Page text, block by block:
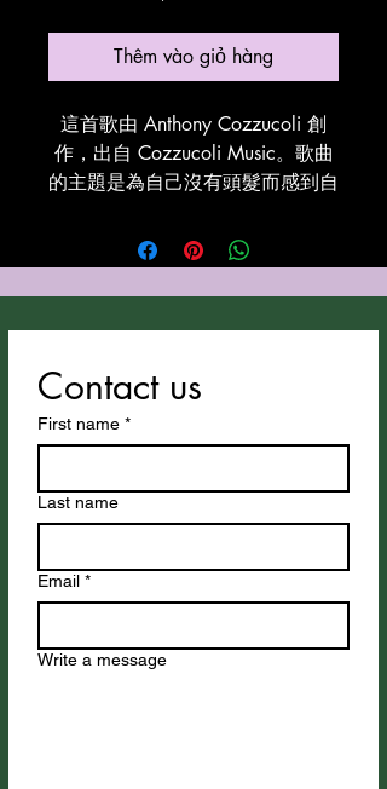
Thêm vào giỏ hàng
這首歌由 Anthony Cozzucoli 創
作，出自 Cozzucoli Music。歌曲
的主題是為自己沒有頭髮而感到自
與伴奏——感謝 Suno！
Contact us
First name *
Last name
Email *
Write a message